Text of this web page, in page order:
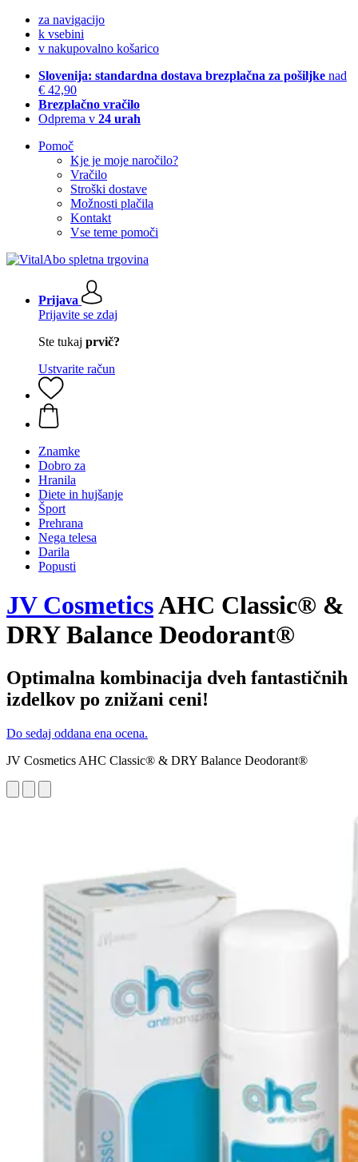
za navigacijo
k vsebini
v nakupovalno košarico
Slovenija: standardna dostava brezplačna za pošiljke nad
€ 42,90
Brezplačno vračilo
Odprema v 24 urah
Pomoč
Kje je moje naročilo?
Vračilo
Stroški dostave
Možnosti plačila
Kontakt
Vse teme pomoči
Prijava
Prijavite se zdaj
Ste tukaj prvič?
Ustvarite račun
Znamke
Dobro za
Hranila
Diete in hujšanje
Šport
Prehrana
Nega telesa
Darila
Popusti
JV CosmeticsAHC Classic® &
DRY Balance Deodorant®
Optimalna kombinacija dveh fantastičnih
izdelkov po znižani ceni!
Do sedaj oddana ena ocena.
JV Cosmetics AHC Classic® & DRY Balance Deodorant®